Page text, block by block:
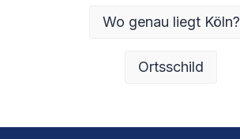
Wo genau liegt Köln?
Ortsschild